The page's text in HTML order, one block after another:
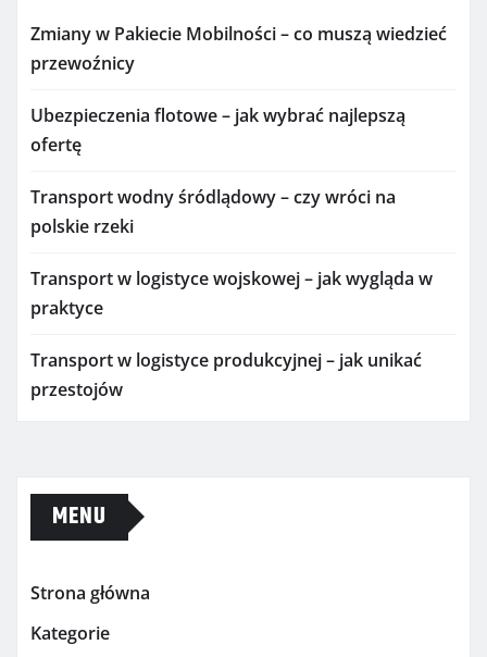
Zmiany w Pakiecie Mobilności – co muszą wiedzieć
przewoźnicy
Ubezpieczenia flotowe – jak wybrać najlepszą
ofertę
Transport wodny śródlądowy – czy wróci na
polskie rzeki
Transport w logistyce wojskowej – jak wygląda w
praktyce
Transport w logistyce produkcyjnej – jak unikać
przestojów
MENU
Strona główna
Kategorie